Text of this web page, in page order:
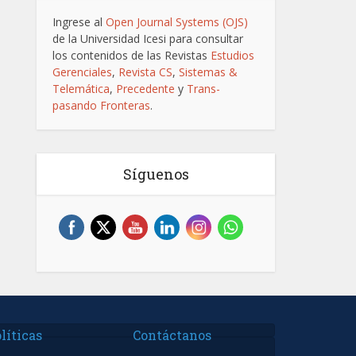
Ingrese al Open Journal Systems (OJS)
de la Universidad Icesi para consultar
los contenidos de las Revistas Estudios
Gerenciales, Revista CS, Sistemas &
Telemática, Precedente y Trans-
pasando Fronteras.
Síguenos
Contáctanos